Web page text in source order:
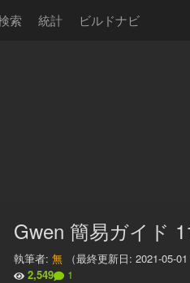
索 統計 ビルドナビ
Gwen 簡易ガイド
執筆者: 無 （最終更新日: 2021-05-
2,549
1